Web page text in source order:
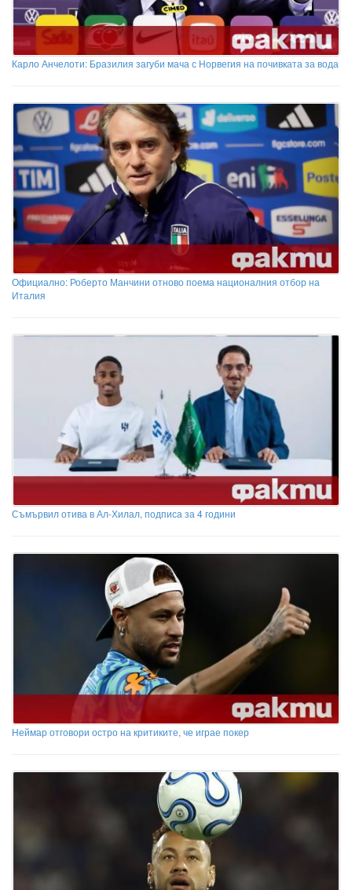
Карло Анчелоти: Бразилия загуби мача с Норвегия на почивката за вода
Официално: Роберто Манчини отново поема националния отбор на
Италия
Съмървил отива в Ал-Хилал, подписа за 4 години
Неймар отговори остро на критиките, че играе покер